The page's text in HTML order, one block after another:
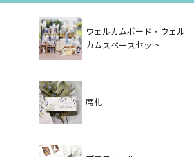
ウェルカムボード・ウェル
カムスペースセット
席札